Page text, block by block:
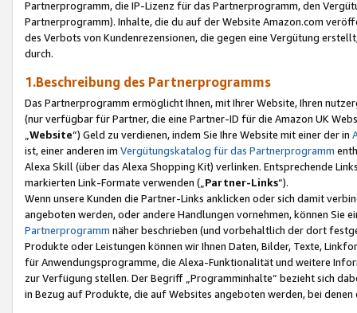
Partnerprogramm, die IP-Lizenz für das Partnerprogramm, den
Partnerprogramm). Inhalte, die du auf der Website Amazon.com
des Verbots von Kundenrezensionen, die gegen eine Vergütung
durch.
1.Beschreibung des Partnerprogramms
Das Partnerprogramm ermöglicht Ihnen, mit Ihrer Website, Ihren
(nur verfügbar für Partner, die eine Partner-ID für die Amazon UK
Website“) Geld zu verdienen, indem Sie Ihre Website mit einer der in
ist, einer anderen im Vergütungskatalog für das Partnerprogramm
Alexa Skill (über das Alexa Shopping Kit) verlinken. Entsprechende
markierten Link-Formate verwenden („ Partner-Links“).
Wenn unsere Kunden die Partner-Links anklicken oder sich damit
angeboten werden, oder andere Handlungen vornehmen, können Sie
Partnerprogramm näher beschrieben (und vorbehaltlich der dort
Produkte oder Leistungen können wir Ihnen Daten, Bilder, Texte,
für Anwendungsprogramme, die Alexa-Funktionalität und weitere
zur Verfügung stellen. Der Begriff „Programminhalte“ bezieht sich
in Bezug auf Produkte, die auf Websites angeboten werden, bei